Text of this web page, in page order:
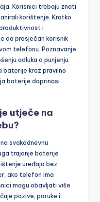
Korisnici trebaju znati
korištenje. Kratko
i
da prosječan korisnik
telefonu. Poznavanje
odluka o punjenju.
baterije kroz pravilno
baterije doprinosi
utječe na
svakodnevnu
trajanje baterije
uređaja bez
ako telefon ima
mogu obavljati više
pozive, poruke i